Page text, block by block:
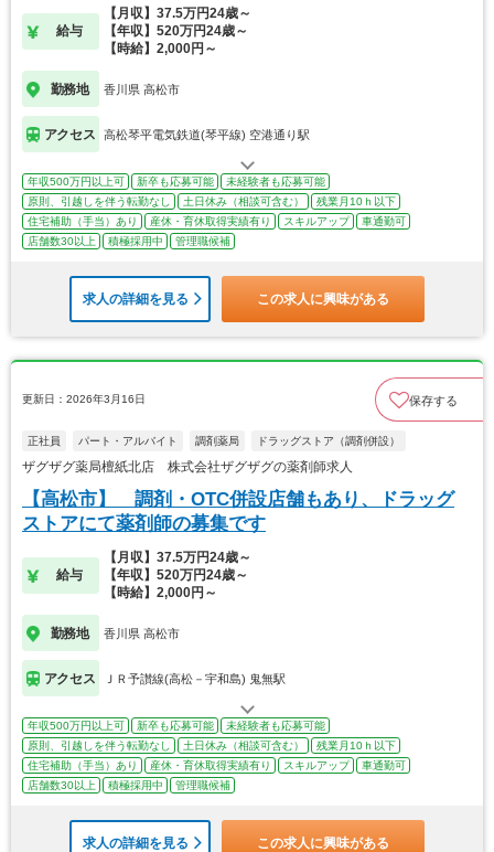
給与
【月収】37.5万円24歳～
【年収】520万円24歳～
【時給】2,000円～
勤務地 香川県 高松市
アクセス 高松琴平電気鉄道(琴平線) 空港通り駅
年収500万円以上可 新卒も応募可能
未経験者も応募可能
原則、引越しを伴う転勤なし
土日休み（相談可含む）
残業月10ｈ以下
住宅補助（手当）あり
産休・育休取得実績有り スキルアップ
車通勤可
店舗数30以上
積極採用中 管理職候補
求人の詳細を見る この求人に興味がある
更新日：2026年3月16日 保存する
正社員 パート・アルバイト 調剤薬局 ドラッグストア（調剤併設）
ザグザグ薬局檀紙北店 株式会社ザグザグの薬剤師求人
【高松市】 調剤・OTC併設店舗もあり、ドラッグ
ストアにて薬剤師の募集です
給与
【月収】37.5万円24歳～
【年収】520万円24歳～
【時給】2,000円～
勤務地 香川県 高松市
アクセス ＪＲ予讃線(高松－宇和島) 鬼無駅
年収500万円以上可 新卒も応募可能
未経験者も応募可能
原則、引越しを伴う転勤なし
土日休み（相談可含む）
残業月10ｈ以下
住宅補助（手当）あり
産休・育休取得実績有り スキルアップ
車通勤可
店舗数30以上
積極採用中 管理職候補
求人の詳細を見る この求人に興味がある